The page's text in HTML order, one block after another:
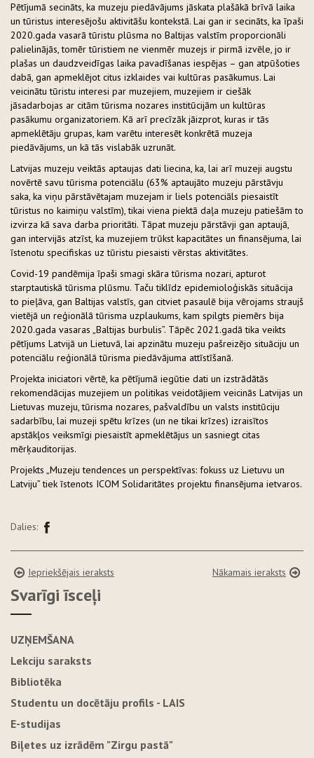
Pētījumā secināts, ka muzeju piedāvājums jāskata plašākā brīvā laika
un tūristus interesējošu aktivitāšu kontekstā. Lai gan ir secināts, ka īpaši
2020.gada vasarā tūristu plūsma no Baltijas valstīm proporcionāli
palielinājās, tomēr tūristiem ne vienmēr muzejs ir pirmā izvēle, jo ir
plašas un daudzveidīgas laika pavadīšanas iespējas – gan atpūšoties
dabā, gan apmeklējot citus izklaides vai kultūras pasākumus. Lai
veicinātu tūristu interesi par muzejiem, muzejiem ir ciešāk
jāsadarbojas ar citām tūrisma nozares institūcijām un kultūras
pasākumu organizatoriem. Kā arī precīzāk jāizprot, kuras ir tās
apmeklētāju grupas, kam varētu interesēt konkrētā muzeja
piedāvājums, un kā tās vislabāk uzrunāt.
Latvijas muzeju veiktās aptaujas dati liecina, ka, lai arī muzeji augstu
novērtē savu tūrisma potenciālu (63% aptaujāto muzeju pārstāvju
saka, ka viņu pārstāvētajam muzejam ir liels potenciāls piesaistīt
tūristus no kaimiņu valstīm), tikai viena piektā daļa muzeju patiešām to
izvirza kā sava darba prioritāti. Tāpat muzeju pārstāvji gan aptaujā,
gan intervijās atzīst, ka muzejiem trūkst kapacitātes un finansējuma, lai
īstenotu specifiskas uz tūristu piesaisti vērstas aktivitātes.
Covid-19 pandēmija īpaši smagi skāra tūrisma nozari, apturot
starptautiskā tūrisma plūsmu. Taču tiklīdz epidemioloģiskās situācija
to pieļāva, gan Baltijas valstīs, gan citviet pasaulē bija vērojams straujš
vietējā un reģionālā tūrisma uzplaukums, kam spilgts piemērs bija
2020.gada vasaras „Baltijas burbulis”. Tāpēc 2021.gadā tika veikts
pētījums Latvijā un Lietuvā, lai apzinātu muzeju pašreizējo situāciju un
potenciālu reģionālā tūrisma piedāvājuma attīstīšanā.
Projekta iniciatori vērtē, ka pētījumā iegūtie dati un izstrādātās
rekomendācijas muzejiem un politikas veidotājiem veicinās Latvijas un
Lietuvas muzeju, tūrisma nozares, pašvaldību un valsts institūciju
sadarbību, lai muzeji spētu krīzes (un ne tikai krīzes) izraisītos
apstākļos veiksmīgi piesaistīt apmeklētājus un sasniegt citas
mērķauditorijas.
Projekts „Muzeju tendences un perspektīvas: fokuss uz Lietuvu un
Latviju” tiek īstenots ICOM Solidaritātes projektu finansējuma ietvaros.
Dalies:
Iepriekšējais ieraksts Nākamais ieraksts
Svarīgi īsceļi
UZŅEMŠANA
Lekciju saraksts
Bibliotēka
Studentu un docētāju profils - LAIS
E-studijas
Biļetes uz izrādēm "Zirgu pastā"